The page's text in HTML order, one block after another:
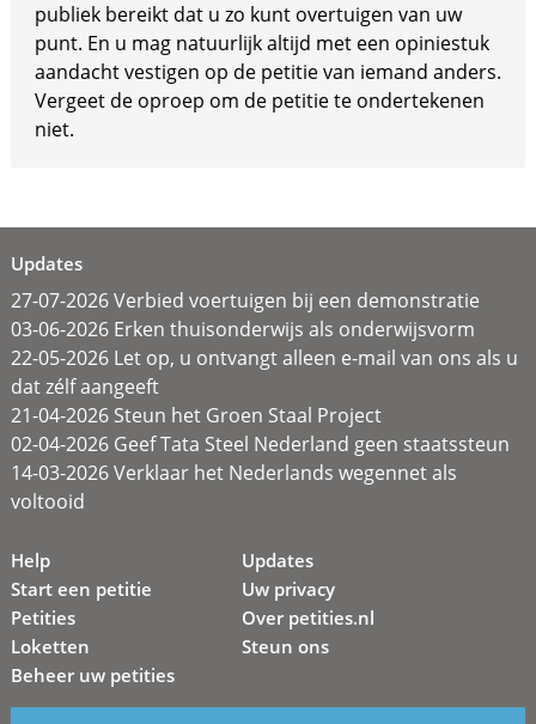
publiek bereikt dat u zo kunt overtuigen van uw
punt. En u mag natuurlijk altijd met een opiniestuk
aandacht vestigen op de petitie van iemand anders.
Vergeet de oproep om de petitie te ondertekenen
niet.
Updates
27-07-2026 Verbied voertuigen bij een demonstratie
03-06-2026 Erken thuisonderwijs als onderwijsvorm
22-05-2026 Let op, u ontvangt alleen e-mail van ons als u
dat zélf aangeeft
21-04-2026 Steun het Groen Staal Project
02-04-2026 Geef Tata Steel Nederland geen staatssteun
14-03-2026 Verklaar het Nederlands wegennet als
voltooid
Help
Start een petitie
Petities
Loketten
Beheer uw petities
Updates
Uw privacy
Over petities.nl
Steun ons